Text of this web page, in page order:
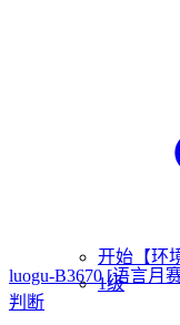
开始【环
1级
luogu-B3670 [语言月
判断